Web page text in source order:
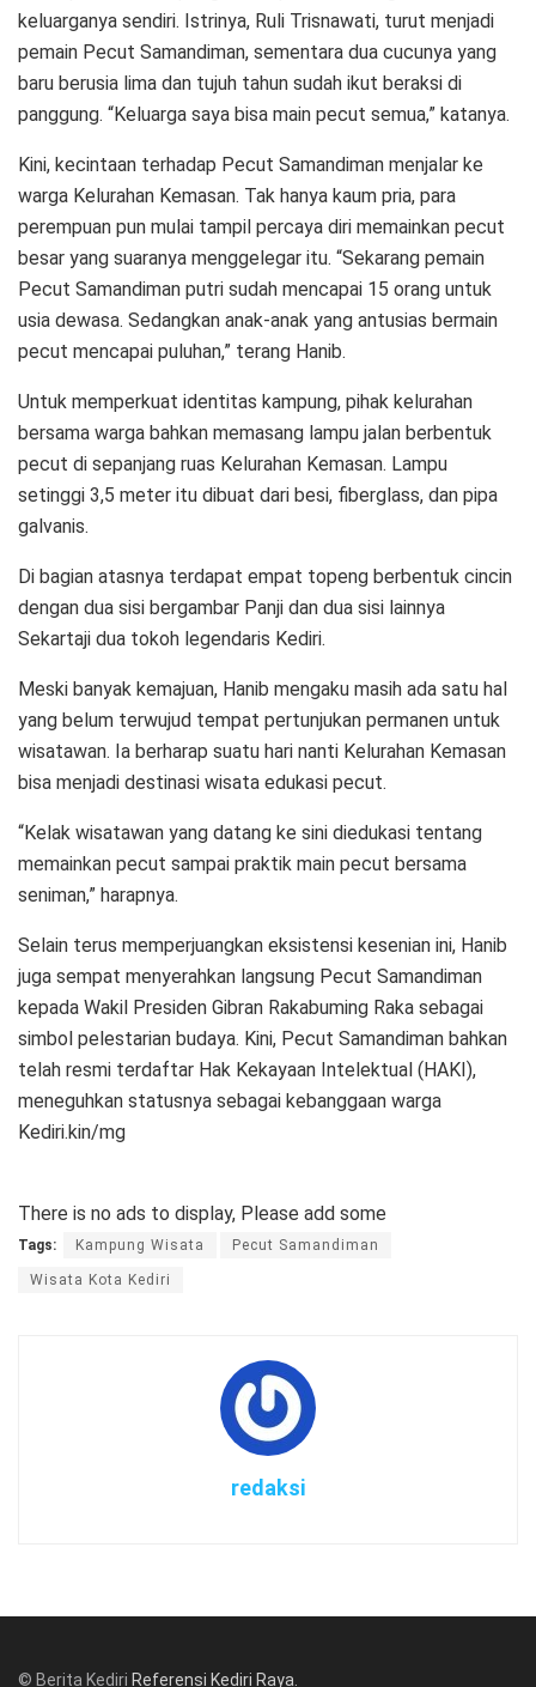
keluarganya sendiri. Istrinya, Ruli Trisnawati, turut menjadi
pemain Pecut Samandiman, sementara dua cucunya yang
baru berusia lima dan tujuh tahun sudah ikut beraksi di
panggung. “Keluarga saya bisa main pecut semua,” katanya.
Kini, kecintaan terhadap Pecut Samandiman menjalar ke
warga Kelurahan Kemasan. Tak hanya kaum pria, para
perempuan pun mulai tampil percaya diri memainkan pecut
besar yang suaranya menggelegar itu. “Sekarang pemain
Pecut Samandiman putri sudah mencapai 15 orang untuk
usia dewasa. Sedangkan anak-anak yang antusias bermain
pecut mencapai puluhan,” terang Hanib.
Untuk memperkuat identitas kampung, pihak kelurahan
bersama warga bahkan memasang lampu jalan berbentuk
pecut di sepanjang ruas Kelurahan Kemasan. Lampu
setinggi 3,5 meter itu dibuat dari besi, fiberglass, dan pipa
galvanis.
Di bagian atasnya terdapat empat topeng berbentuk cincin
dengan dua sisi bergambar Panji dan dua sisi lainnya
Sekartaji dua tokoh legendaris Kediri.
Meski banyak kemajuan, Hanib mengaku masih ada satu hal
yang belum terwujud tempat pertunjukan permanen untuk
wisatawan. Ia berharap suatu hari nanti Kelurahan Kemasan
bisa menjadi destinasi wisata edukasi pecut.
“Kelak wisatawan yang datang ke sini diedukasi tentang
memainkan pecut sampai praktik main pecut bersama
seniman,” harapnya.
Selain terus memperjuangkan eksistensi kesenian ini, Hanib
juga sempat menyerahkan langsung Pecut Samandiman
kepada Wakil Presiden Gibran Rakabuming Raka sebagai
simbol pelestarian budaya. Kini, Pecut Samandiman bahkan
telah resmi terdaftar Hak Kekayaan Intelektual (HAKI),
meneguhkan statusnya sebagai kebanggaan warga
Kediri.kin/mg
There is no ads to display, Please add some
Tags: Kampung Wisata Pecut Samandiman
Wisata Kota Kediri
redaksi
© Berita Kediri Referensi Kediri Raya.